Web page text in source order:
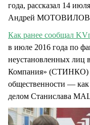
года, рассказал 14
Андрей
Как ранее сообщал
в июле 2016 года по
неустановленных лиц
Компания» (СТИНКО) и
общественности — как
делом Станислава